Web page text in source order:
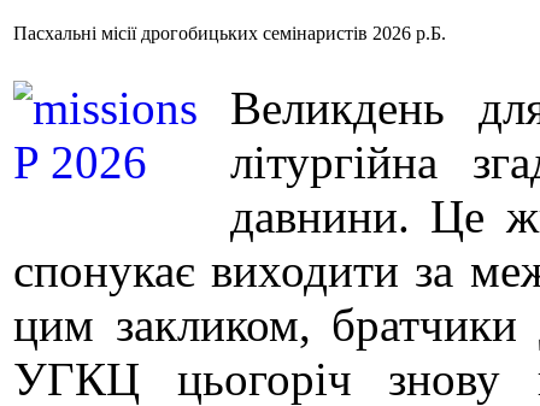
Пасхальні місії дрогобицьких семінаристів 2026 р.Б.
Великдень
літургійна
давнини. Це
спонукає виходити за
цим закликом, братчики
УГКЦ цьогоріч знову